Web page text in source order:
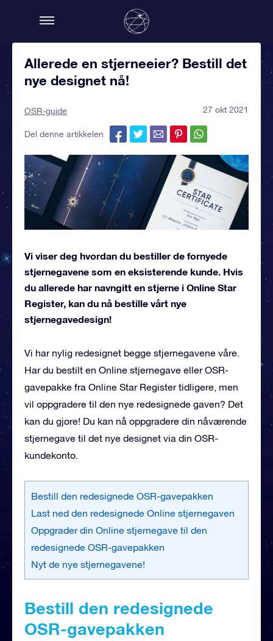
Allerede en stjerneeier? Bestill det
nye designet nå!
OSR-guide 27 okt 2021
Del denne artikkelen
Vi viser deg hvordan du bestiller de fornyede
stjernegavene som en eksisterende kunde. Hvis
du allerede har navngitt en stjerne i Online Star
Register, kan du nå bestille vårt nye
stjernegavedesign!
Vi har nylig redesignet begge stjernegavene våre.
Har du bestilt en Online stjernegave eller OSR-
gavepakke fra Online Star Register tidligere, men
vil oppgradere til den nye redesignede gaven? Det
kan du gjøre! Du kan nå oppgradere din nåværende
stjernegave til det nye designet via din OSR-
kundekonto.
Bestill den redesignede OSR-gavepakken
Last ned den redesignede Online stjernegaven
Oppgrader din Online stjernegave til den
redesignede OSR-gavepakken
Nyt de nye stjernegavene!
Bestill den redesignede
OSR-gavepakken